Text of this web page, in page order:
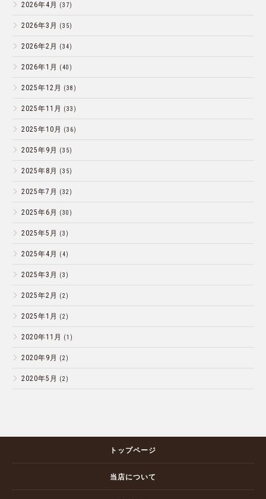
2026年4月 (37)
2026年3月 (35)
2026年2月 (34)
2026年1月 (40)
2025年12月 (38)
2025年11月 (33)
2025年10月 (36)
2025年9月 (35)
2025年8月 (35)
2025年7月 (32)
2025年6月 (30)
2025年5月 (3)
2025年4月 (4)
2025年3月 (3)
2025年2月 (2)
2025年1月 (2)
2020年11月 (1)
2020年9月 (2)
2020年5月 (2)
トップページ
当店について